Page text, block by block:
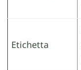
Etichetta